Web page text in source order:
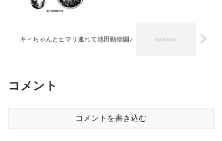
キィちゃんとヒマリ連れて池田動物園♪
コメント
コメントを書き込む